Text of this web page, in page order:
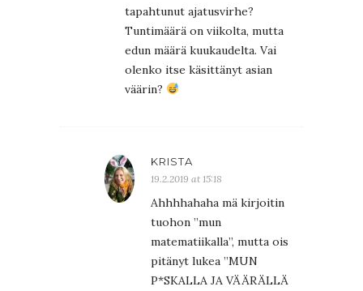
tapahtunut ajatusvirhe?
Tuntimäärä on viikolta, mutta
edun määrä kuukaudelta. Vai
olenko itse käsittänyt asian
väärin?
KRISTA
19.2.2019 at 15:18
Ahhhhahaha mä kirjoitin
tuohon ”mun
matematiikalla”, mutta ois
pitänyt lukea ”MUN
P*SKALLA JA VÄÄRÄLLÄ